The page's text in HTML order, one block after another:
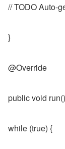
// TODO Auto-
}
@Override
public void
while (true) {